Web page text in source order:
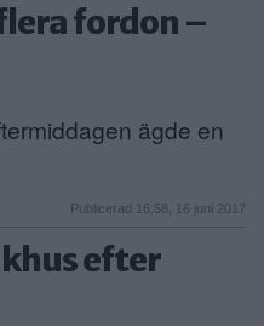
fordon –
ägde en
Publicerad 16:58, 16 juni 2017
efter